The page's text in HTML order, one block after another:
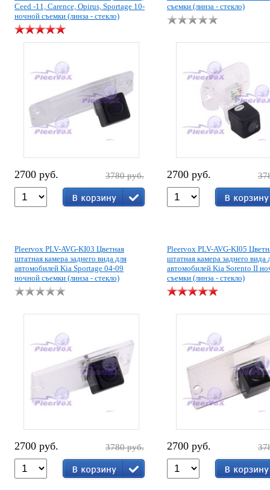
Ceed -11, Carence, Opirus, Sportage 10-
ночной съемки (линза - стекло)
2700 руб. 3780 руб.
съемки (линза - стекло)
2700 руб.
Pleervox PLV-AVG-KI03 Цветная
штатная камера заднего вида для
автомобилей Kia Sportage 04-09
ночной съемки (линза - стекло)
2700 руб. 3780 руб.
Pleervox PLV-AVG-KI05
штатная камера заднего вида
автомобилей Kia Sorento II
съемки (линза - стекло)
2700 руб.